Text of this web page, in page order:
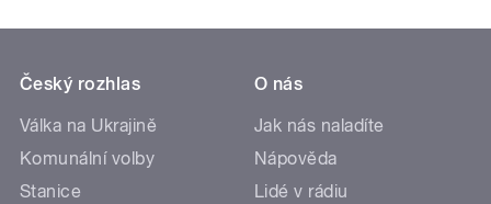
Český rozhlas
Válka na Ukrajině
Komunální volby
Stanice
O nás
Jak nás naladíte
Nápověda
Lidé v rádiu